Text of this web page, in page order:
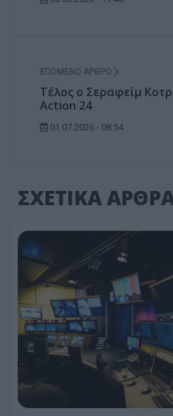
ΕΠΌΜΕΝΟ ΆΡΘΡΟ
Τέλος ο Σεραφείμ
Action 24
01.07.2026 - 08:54
ΣΧΕΤΙΚΑ